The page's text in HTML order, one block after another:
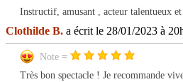
Instructif, amusant , acteur talentueux
Clothilde B. a écrit le 28/01/2023 à
Note =
Très bon spectacle ! Je recommande